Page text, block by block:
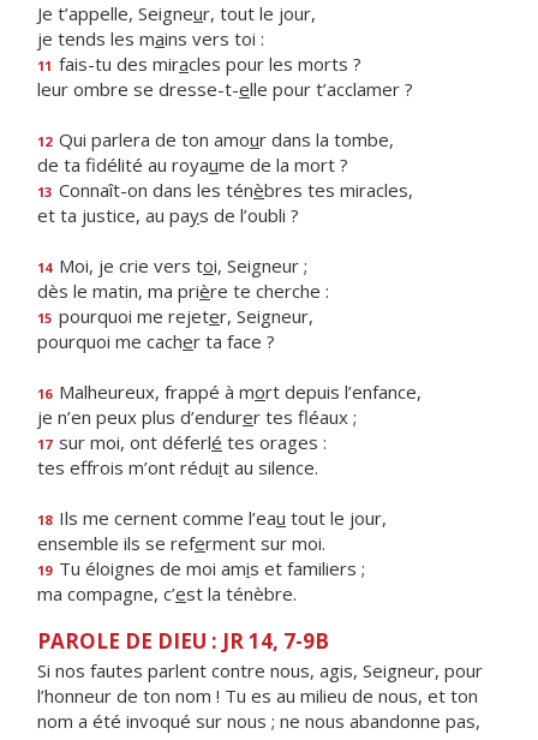
Je t’appelle, Seigneur, tout le jour,
je tends les mains vers toi :
11 fais-tu des miracles pour les morts ?
leur ombre se dresse-t-elle pour t’acclamer ?
12 Qui parlera de ton amour dans la tombe,
de ta fidélité au royaume de la mort ?
13 Connaît-on dans les ténèbres tes miracles,
et ta justice, au pays de l’oubli ?
14 Moi, je crie vers toi, Seigneur ;
dès le matin, ma prière te cherche :
15 pourquoi me rejeter, Seigneur,
pourquoi me cacher ta face ?
16 Malheureux, frappé à mort depuis l’enfance,
je n’en peux plus d’endurer tes fléaux ;
17 sur moi, ont déferlé tes orages :
tes effrois m’ont réduit au silence.
18 Ils me cernent comme l’eau tout le jour,
ensemble ils se referment sur moi.
19 Tu éloignes de moi amis et familiers ;
ma compagne, c’est la ténèbre.
PAROLE DE DIEU : JR 14, 7-9B
Si nos fautes parlent contre nous, agis, Seigneur, pour
l’honneur de ton nom ! Tu es au milieu de nous, et ton
nom a été invoqué sur nous ; ne nous abandonne pas,